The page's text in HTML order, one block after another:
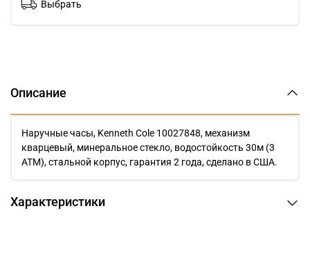
Выбрать
Описание
Наручные часы, Kenneth Cole 10027848, механизм
кварцевый, минеральное стекло, водостойкость 30м (3
АТМ), стальной корпус, гарантия 2 года, сделано в США.
Характеристики